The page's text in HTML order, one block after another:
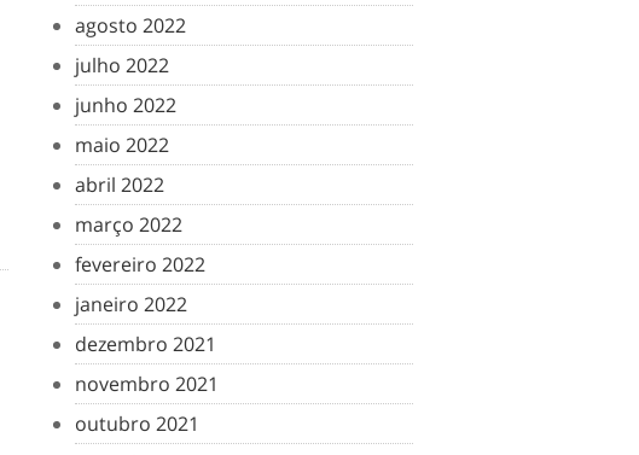
agosto 2022
julho 2022
junho 2022
maio 2022
abril 2022
março 2022
fevereiro 2022
janeiro 2022
dezembro 2021
novembro 2021
outubro 2021